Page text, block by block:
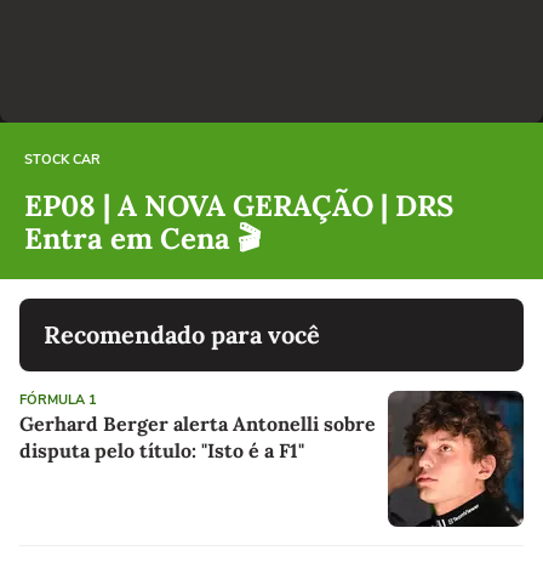
STOCK CAR
EP08 | A NOVA GERAÇÃO | DRS
Entra em Cena 🎬
Recomendado para você
FÓRMULA 1
Gerhard Berger alerta Antonelli sobre
disputa pelo título: "Isto é a F1"